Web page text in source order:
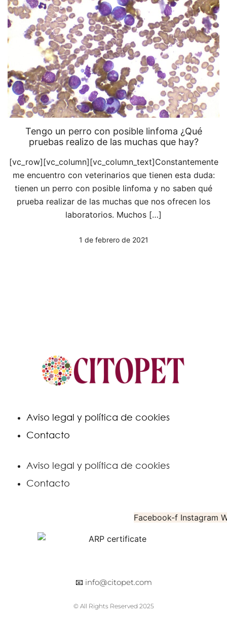
Tengo un perro con posible linfoma ¿Qué
pruebas realizo de las muchas que hay?
[vc_row][vc_column][vc_column_text]Constantemente
me encuentro con veterinarios que tienen esta duda:
tienen un perro con posible linfoma y no saben qué
prueba realizar de las muchas que nos ofrecen los
laboratorios. Muchos […]
1 de febrero de 2021
Aviso legal y política de cookies
Contacto
Aviso legal y política de cookies
Contacto
Facebook-f Instagram
📧 info@citopet.com
© All Rights Reserved 2025